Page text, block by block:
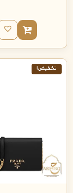
تخفيض!